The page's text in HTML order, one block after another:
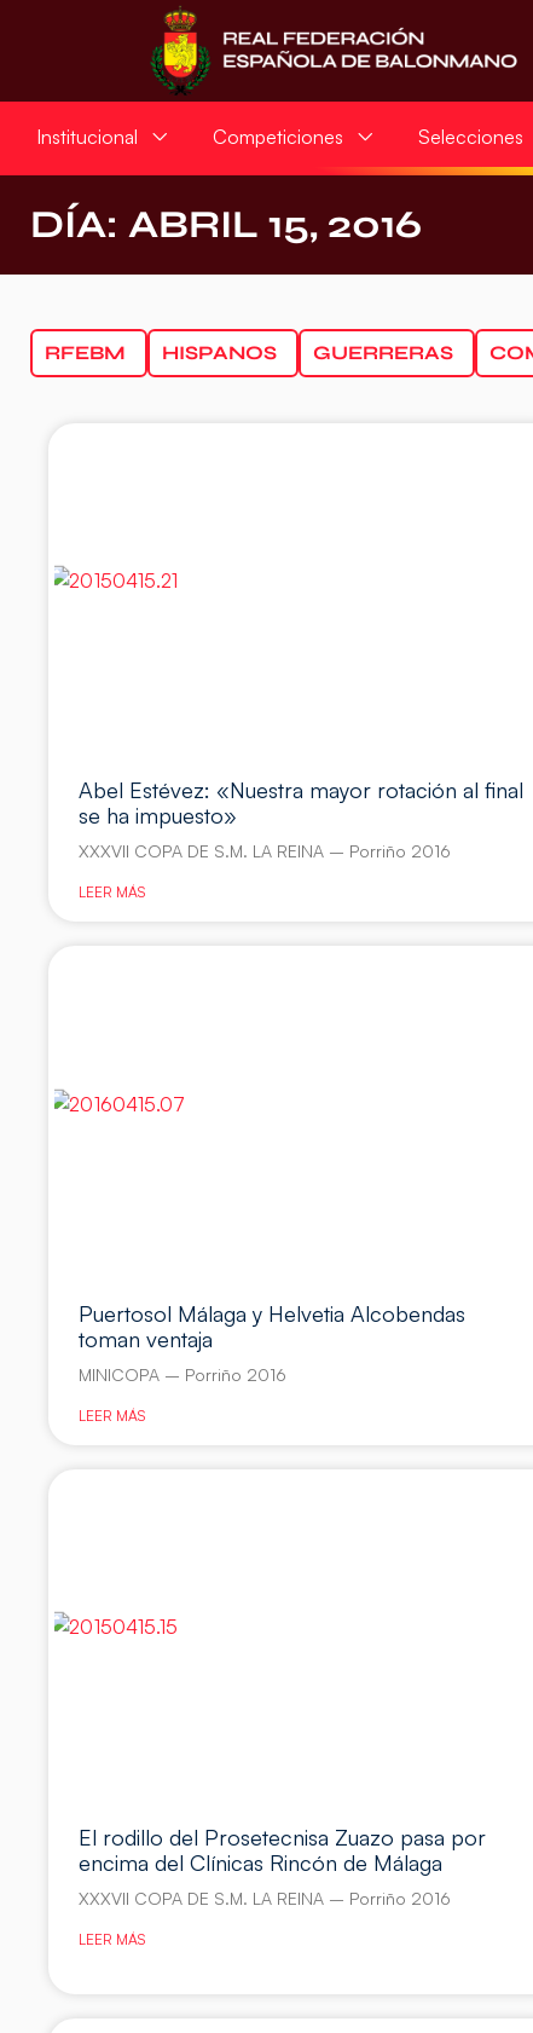
Institucional Competiciones Selecciones
DÍA: ABRIL 15, 2016
RFEBM HISPANOS GUERRERAS
Abel Estévez: «Nuestra mayor rotación al final
se ha impuesto»
XXXVII COPA DE S.M. LA REINA – Porriño 2016
LEER MÁS
Puertosol Málaga y Helvetia Alcobendas
toman ventaja
MINICOPA – Porriño 2016
LEER MÁS
El rodillo del Prosetecnisa Zuazo pasa por
encima del Clínicas Rincón de Málaga
XXXVII COPA DE S.M. LA REINA – Porriño 2016
LEER MÁS